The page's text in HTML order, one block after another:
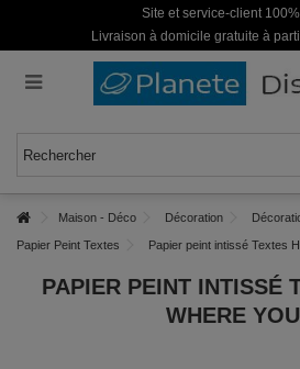
Site et service-client
Livraison à domicile gratuite à
Maison - Déco Décoration
Papier Peint Textes Papier peint intissé Textes
PAPIER PEINT INTISSÉ
WHERE